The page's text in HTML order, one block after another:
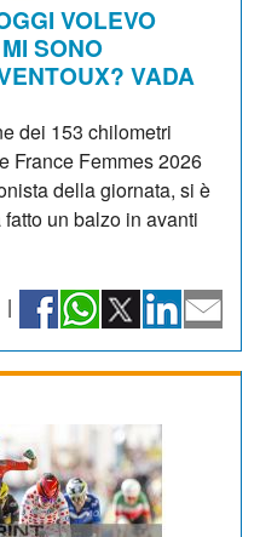
VOLEVO
SONO
VADA
dei 153 chilometri
France Femmes 2026
della giornata, si è
un balzo in avanti
|